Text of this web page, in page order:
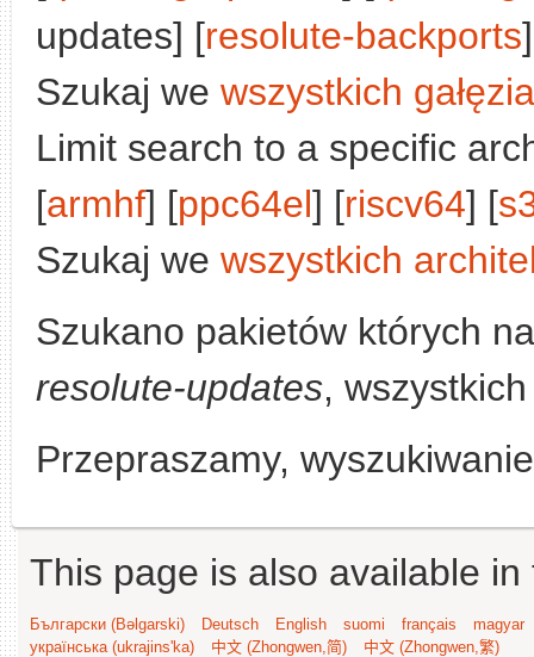
updates] [resolute-backports
Szukaj we wszystkich
Limit search to a specific
[armhf] [ppc64el] [riscv64] [
Szukaj we wszystkich
Szukano pakietów których
resolute-updates,
Przepraszamy,
This page is also available
Български (Bəlgarski) Deutsch English suomi français
magyar
українська (ukrajins'ka)
中文 (Zhongwen,简) 中文 (Zhongwen,繁)